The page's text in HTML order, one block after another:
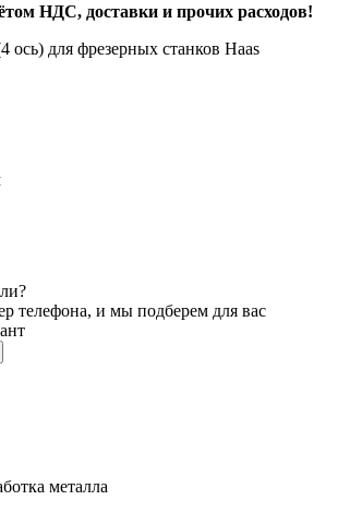
НДС, доставки и прочих расходов!
ось) для фрезерных станков Haas
телефона, и мы подберем для вас
металла